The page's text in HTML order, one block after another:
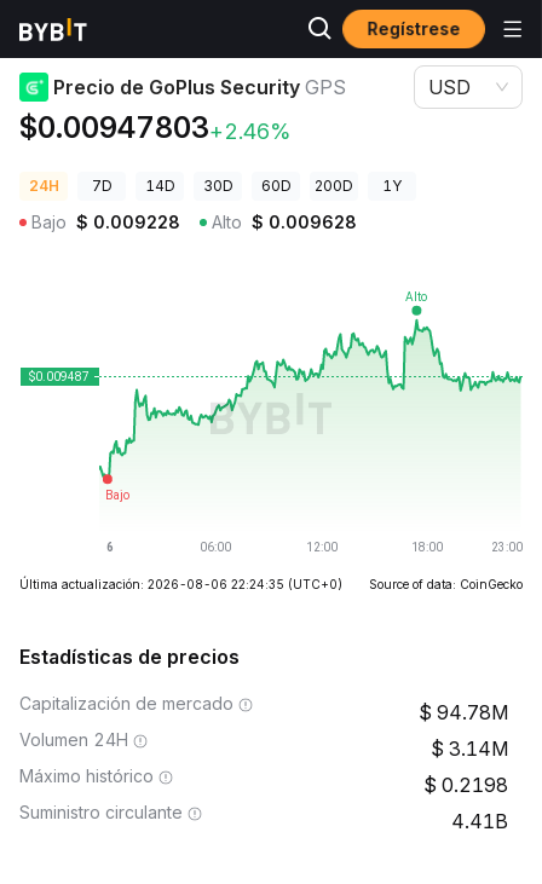
Regístrese
Precios de Criptomonedas Precio de GoPlus Security GPS
Precio de GoPlus Security GPS
$0.00947803+2.46%
USD
24H 7D 14D 30D 60D 200D 1Y
Bajo $ 0.009228 Alto $ 0.009628
Última actualización: 2026-08-06 22:24:35 (UTC+0) Source of data: CoinGecko
Estadísticas de precios
Capitalización de mercado 94.78M
Volumen 24H 3.14M
Máximo histórico 0.2198
Suministro circulante 4.41B